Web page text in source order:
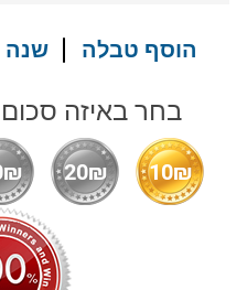
הוסף טבלה שנה
בחר באיזה
10₪
20₪